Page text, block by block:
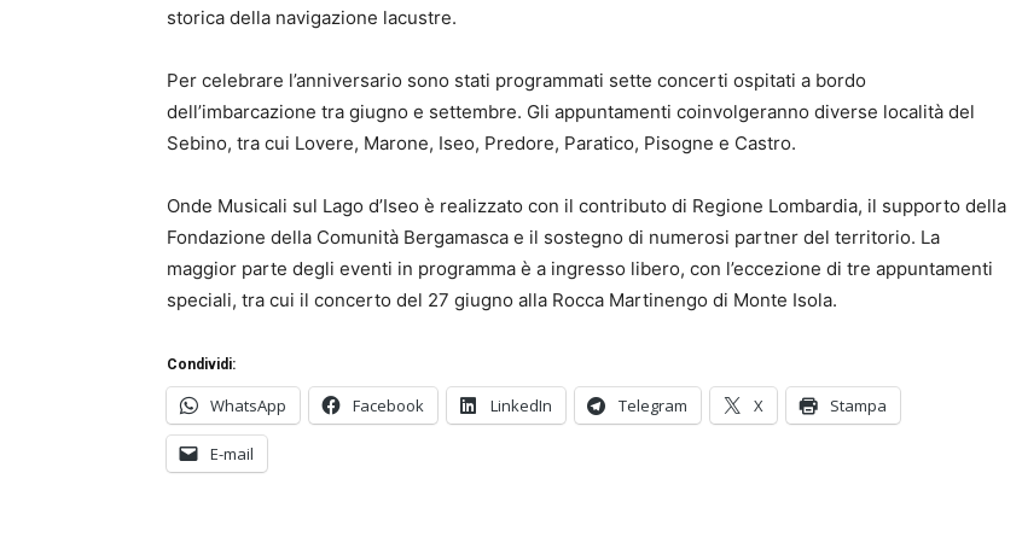
storica della navigazione lacustre.
Per celebrare l’anniversario sono stati programmati sette concerti ospitati a bordo
dell’imbarcazione tra giugno e settembre. Gli appuntamenti coinvolgeranno diverse località del
Sebino, tra cui Lovere, Marone, Iseo, Predore, Paratico, Pisogne e Castro.
Onde Musicali sul Lago d’Iseo è realizzato con il contributo di Regione Lombardia, il supporto della
Fondazione della Comunità Bergamasca e il sostegno di numerosi partner del territorio. La
maggior parte degli eventi in programma è a ingresso libero, con l’eccezione di tre appuntamenti
speciali, tra cui il concerto del 27 giugno alla Rocca Martinengo di Monte Isola.
Condividi:
WhatsApp Facebook LinkedIn Telegram X Stampa
E-mail